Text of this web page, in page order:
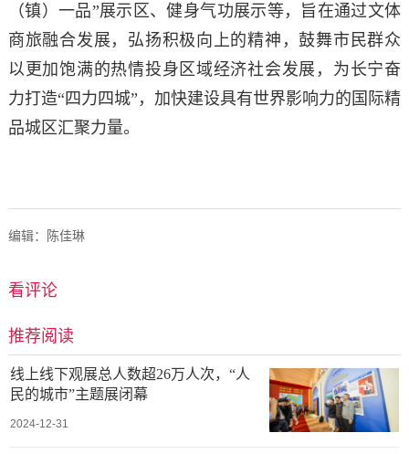
（镇）一品”展示区、健身气功展示等，旨在通过文体
商旅融合发展，弘扬积极向上的精神，鼓舞市民群众
以更加饱满的热情投身区域经济社会发展，为长宁奋
力打造“四力四城”，加快建设具有世界影响力的国际精
品城区汇聚力量。
编辑：陈佳琳
看评论
推荐阅读
线上线下观展总人数超26万人次，“人
民的城市”主题展闭幕
2024-12-31